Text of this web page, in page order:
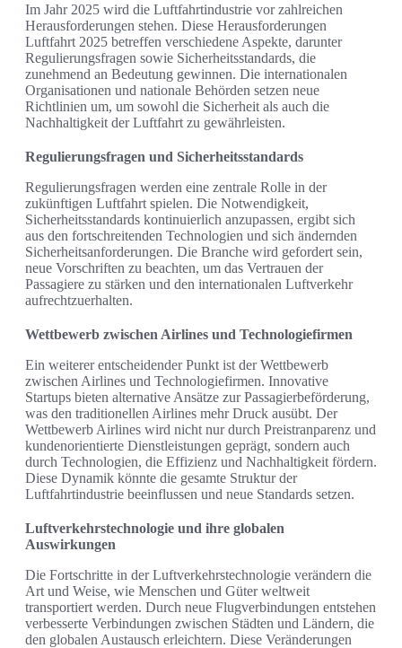
Im Jahr 2025 wird die Luftfahrtindustrie vor zahlreichen
Herausforderungen stehen. Diese Herausforderungen
Luftfahrt 2025 betreffen verschiedene Aspekte, darunter
Regulierungsfragen sowie Sicherheitsstandards, die
zunehmend an Bedeutung gewinnen. Die internationalen
Organisationen und nationale Behörden setzen neue
Richtlinien um, um sowohl die Sicherheit als auch die
Nachhaltigkeit der Luftfahrt zu gewährleisten.
Regulierungsfragen und Sicherheitsstandards
Regulierungsfragen werden eine zentrale Rolle in der
zukünftigen Luftfahrt spielen. Die Notwendigkeit,
Sicherheitsstandards kontinuierlich anzupassen, ergibt sich
aus den fortschreitenden Technologien und sich ändernden
Sicherheitsanforderungen. Die Branche wird gefordert sein,
neue Vorschriften zu beachten, um das Vertrauen der
Passagiere zu stärken und den internationalen Luftverkehr
aufrechtzuerhalten.
Wettbewerb zwischen Airlines und Technologiefirmen
Ein weiterer entscheidender Punkt ist der Wettbewerb
zwischen Airlines und Technologiefirmen. Innovative
Startups bieten alternative Ansätze zur Passagierbeförderung,
was den traditionellen Airlines mehr Druck ausübt. Der
Wettbewerb Airlines wird nicht nur durch Preistranparenz und
kundenorientierte Dienstleistungen geprägt, sondern auch
durch Technologien, die Effizienz und Nachhaltigkeit fördern.
Diese Dynamik könnte die gesamte Struktur der
Luftfahrtindustrie beeinflussen und neue Standards setzen.
Luftverkehrstechnologie und ihre globalen
Auswirkungen
Die Fortschritte in der Luftverkehrstechnologie verändern die
Art und Weise, wie Menschen und Güter weltweit
transportiert werden. Durch neue Flugverbindungen entstehen
verbesserte Verbindungen zwischen Städten und Ländern, die
den globalen Austausch erleichtern. Diese Veränderungen